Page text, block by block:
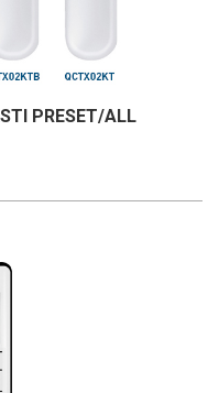
PRESET/ALL